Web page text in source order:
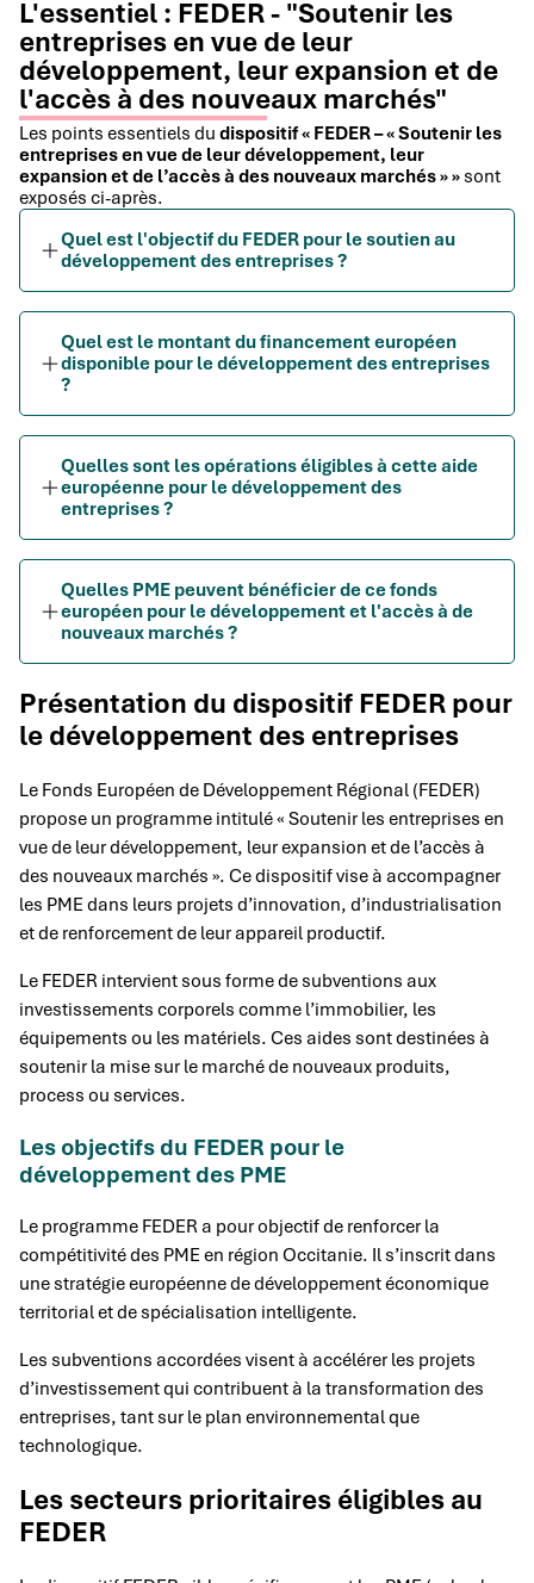
L'essentiel : FEDER - "Soutenir les
entreprises en vue de leur
développement, leur expansion et de
l'accès à des nouveaux marchés"
Les points essentiels du dispositif « FEDER – « Soutenir les
entreprises en vue de leur développement, leur
expansion et de l’accès à des nouveaux marchés » » sont
exposés ci-après.
Quel est l'objectif du FEDER pour le soutien au
développement des entreprises ?
Quel est le montant du financement européen
disponible pour le développement des entreprises
?
Quelles sont les opérations éligibles à cette aide
européenne pour le développement des
entreprises ?
Quelles PME peuvent bénéficier de ce fonds
européen pour le développement et l'accès à de
nouveaux marchés ?
Présentation du dispositif FEDER pour
le développement des entreprises
Le Fonds Européen de Développement Régional (FEDER)
propose un programme intitulé « Soutenir les entreprises en
vue de leur développement, leur expansion et de l’accès à
des nouveaux marchés ». Ce dispositif vise à accompagner
les PME dans leurs projets d’innovation, d’industrialisation
et de renforcement de leur appareil productif.
Le FEDER intervient sous forme de subventions aux
investissements corporels comme l’immobilier, les
équipements ou les matériels. Ces aides sont destinées à
soutenir la mise sur le marché de nouveaux produits,
process ou services.
Les objectifs du FEDER pour le
développement des PME
Le programme FEDER a pour objectif de renforcer la
compétitivité des PME en région Occitanie. Il s’inscrit dans
une stratégie européenne de développement économique
territorial et de spécialisation intelligente.
Les subventions accordées visent à accélérer les projets
d’investissement qui contribuent à la transformation des
entreprises, tant sur le plan environnemental que
technologique.
Les secteurs prioritaires éligibles au
FEDER